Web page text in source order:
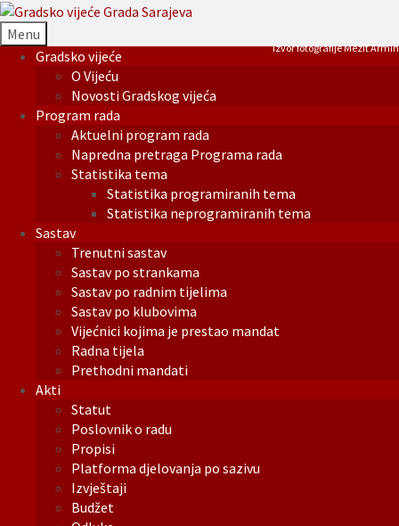
Menu
Gradsko vijeće
O Vijeću
Novosti Gradskog vijeća
Program rada
Aktuelni program rada
Napredna pretraga Programa rada
Statistika tema
Statistika programiranih tema
Statistika neprogramiranih tema
Sastav
Trenutni sastav
Sastav po strankama
Sastav po radnim tijelima
Sastav po klubovima
Vijećnici kojima je prestao mandat
Radna tijela
Prethodni mandati
Akti
Statut
Poslovnik o radu
Propisi
Platforma djelovanja po sazivu
Izvještaji
Budžet
Izvor fotografije Mezit Armin